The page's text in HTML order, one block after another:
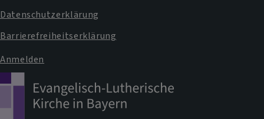
Datenschutzerklärung
Barrierefreiheitserklärung
Benutzermenü
Anmelden